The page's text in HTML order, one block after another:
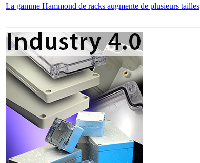
La gamme Hammond de racks augmente de plusieurs tailles